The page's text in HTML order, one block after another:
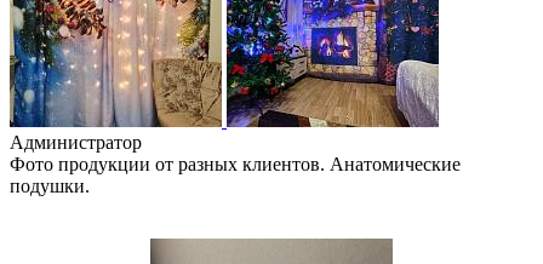
Администратор
Фото продукции от разных клиентов. Анатомические
подушки.